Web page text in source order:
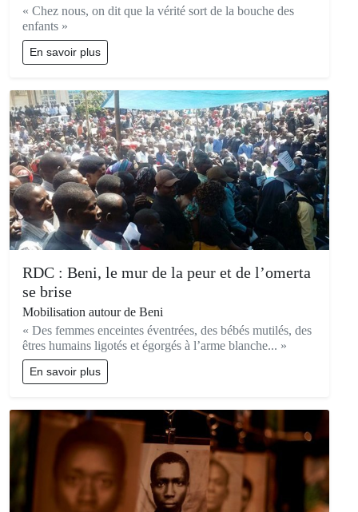
« Chez nous, on dit que la vérité sort de la bouche des
enfants »
En savoir plus
RDC : Beni, le mur de la peur et de l’omerta
se brise
Mobilisation autour de Beni
« Des femmes enceintes éventrées, des bébés mutilés, des
êtres humains ligotés et égorgés à l’arme blanche... »
En savoir plus